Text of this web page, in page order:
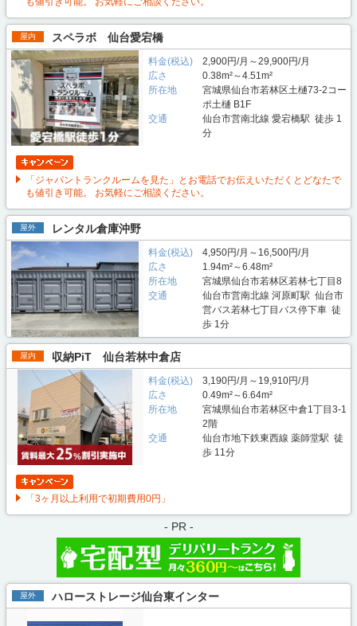
屋内 スペラボ 仙台愛宕橋
料金(税込)
2,900円/月～29,900円/月
広さ
0.38m²～4.51m²
所在地
宮城県仙台市若林区土樋73-2コー
ポ土樋 B1F
交通
仙台市営南北線 愛宕橋駅 徒歩 1
分
「ジャパントランクルームを見た」とお電話でお伝えいただくとどなたで
も値引き可能。 お気軽にご相談ください。
屋外 レンタル倉庫沖野
料金(税込)
4,950円/月～16,500円/月
広さ
1.94m²～6.48m²
所在地
宮城県仙台市若林区若林七丁目8
交通
仙台市営南北線 河原町駅 仙台市
営バス若林七丁目バス停下車 徒
歩 1分
屋内 収納PiT 仙台若林中倉店
料金(税込)
3,190円/月～19,910円/月
広さ
0.49m²～6.64m²
所在地
宮城県仙台市若林区中倉1丁目3-1
2階
交通
仙台市地下鉄東西線 薬師堂駅 徒
歩 11分
「3ヶ月以上利用で初期費用0円」
- PR -
屋外 ハローストレージ仙台東インター